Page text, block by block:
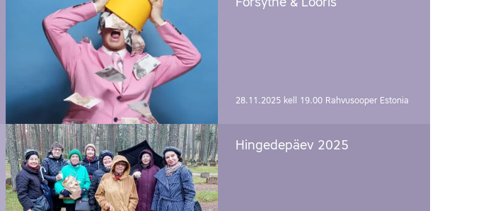
Forsythe & Looris
28.11.2025 kell 19.00 Rahvusooper Estonia
Hingedepäev 2025